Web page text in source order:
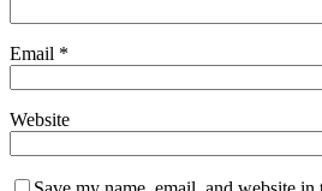
Email *
Website